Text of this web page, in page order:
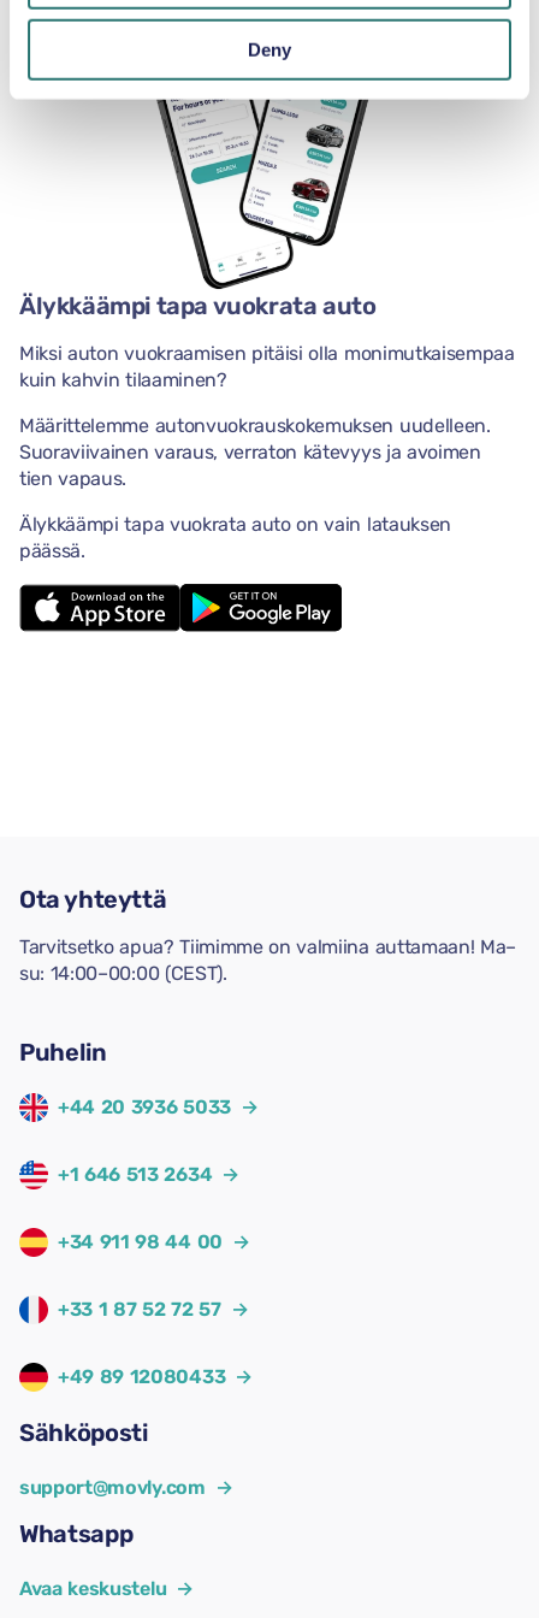
Deny
Älykkäämpi tapa vuokrata auto
Miksi auton vuokraamisen pitäisi olla monimutkaisempaa
kuin kahvin tilaaminen?
Määrittelemme autonvuokrauskokemuksen uudelleen.
Suoraviivainen varaus, verraton kätevyys ja avoimen
tien vapaus.
Älykkäämpi tapa vuokrata auto on vain latauksen
päässä.
Ota yhteyttä
Tarvitsetko apua? Tiimimme on valmiina auttamaan! Ma–
su: 14:00–00:00 (CEST).
Puhelin
+44 20 3936 5033 →
+1 646 513 2634 →
+34 911 98 44 00 →
+33 1 87 52 72 57 →
+49 89 12080433 →
Sähköposti
support@movly.com →
Whatsapp
Avaa keskustelu →